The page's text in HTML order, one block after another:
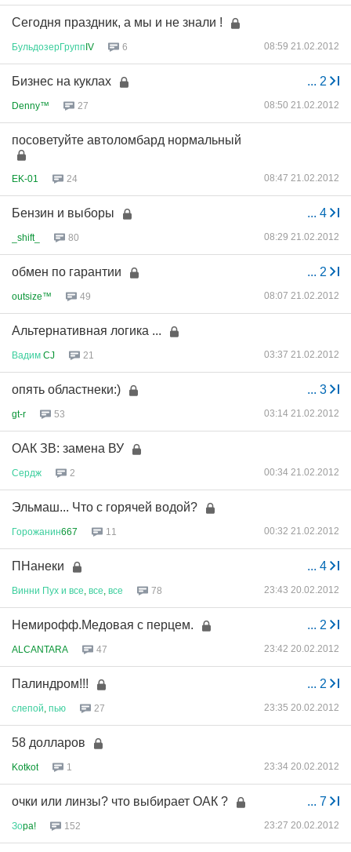
Сегодня праздник, а мы и не знали !
БульдозерГруппIV 6 08:59 21.02.2012
... 2
Бизнес на куклах
Denny™ 27 08:50 21.02.2012
посоветуйте автоломбард нормальный
EK-01 24 08:47 21.02.2012
... 4
Бензин и выборы
_shift_ 80 08:29 21.02.2012
... 2
обмен по гарантии
outsize™ 49 08:07 21.02.2012
Альтернативная логика ...
Вадим CJ 21 03:37 21.02.2012
... 3
опять областнеки:)
gt-r 53 03:14 21.02.2012
ОАК ЗВ: замена ВУ
Сердж 2 00:34 21.02.2012
Эльмаш... Что с горячей водой?
Горожанин667 11 00:32 21.02.2012
... 4
ПНанеки
Винни Пух и все все все 78 23:43 20.02.2012
... 2
Немирофф.Медовая с перцем.
ALCANTARA 47 23:42 20.02.2012
... 2
Палиндром!!!
слепой пью 27 23:35 20.02.2012
58 долларов
Kotkot 1 23:34 20.02.2012
... 7
очки или линзы? что выбирает ОАК ?
Зоpa! 152 23:27 20.02.2012